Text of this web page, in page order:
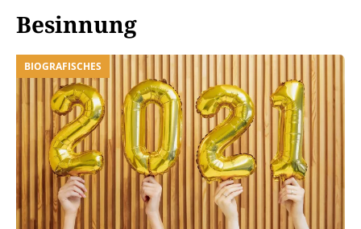
Besinnung
BIOGRAFISCHES